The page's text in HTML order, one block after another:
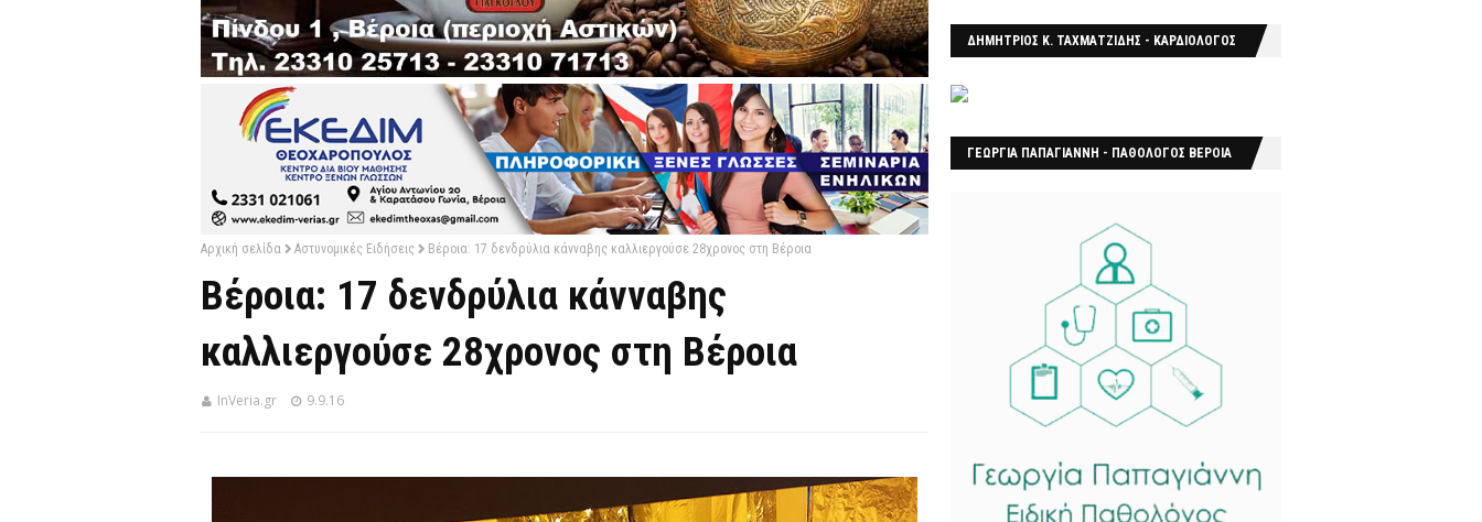
Αρχική σελίδα Αστυνομικές Ειδήσεις Βέροια: 17 δενδρύλια κάνναβης καλλιεργούσε 28χρονος στη Βέροια
Βέροια: 17 δενδρύλια κάνναβης
καλλιεργούσε 28χρονος στη Βέροια
InVeria.gr 9.9.16
ΔΗΜΗΤΡΙΟΣ Κ. ΤΑΧΜΑΤΖΙΔΗΣ - ΚΑΡΔΙΟΛΟΓΟΣ
ΓΕΩΡΓΙΑ ΠΑΠΑΓΙΑΝΝΗ - ΠΑΘΟΛΟΓΟΣ ΒΕΡΟΙΑ